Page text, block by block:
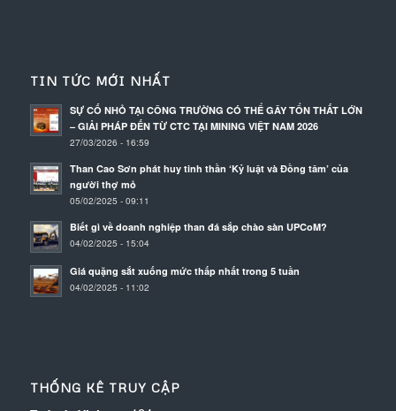
TIN TỨC MỚI NHẤT
SỰ CỐ NHỎ TẠI CÔNG TRƯỜNG CÓ THỂ GÂY TỔN THẤT LỚN
– GIẢI PHÁP ĐẾN TỪ CTC TẠI MINING VIỆT NAM 2026
27/03/2026 - 16:59
Than Cao Sơn phát huy tinh thần ‘Kỷ luật và Đồng tâm’ của
người thợ mỏ
05/02/2025 - 09:11
Biết gì về doanh nghiệp than đá sắp chào sàn UPCoM?
04/02/2025 - 15:04
Giá quặng sắt xuống mức thấp nhất trong 5 tuần
04/02/2025 - 11:02
THỐNG KÊ TRUY CẬP